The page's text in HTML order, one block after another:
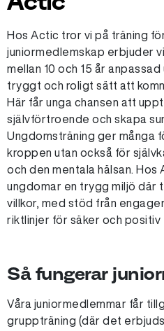
Hos Actic tror vi på träning
juniormedlemskap erbjuder
mellan 10 och 15 år
tryggt och roligt sätt att
Här får unga chansen att
självförtroende och skapa
Ungdomsträning ger många
kroppen utan också för
och den mentala hälsan. Hos
ungdomar en trygg miljö där
villkor, med stöd från
riktlinjer för säker och positiv
Så fungerar
Våra juniormedlemmar får
gruppträning (där det